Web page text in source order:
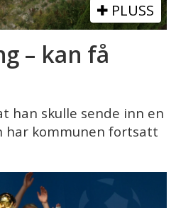
PLUSS
– kan få
han skulle sende inn en
har kommunen fortsatt